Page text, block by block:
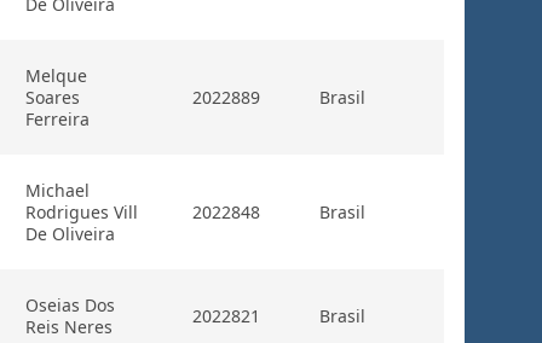
Melque
Soares
Ferreira
2022889 Brasil
Michael
Rodrigues Vill
De Oliveira
2022848 Brasil
Oseias Dos
Reis Neres
2022821 Brasil